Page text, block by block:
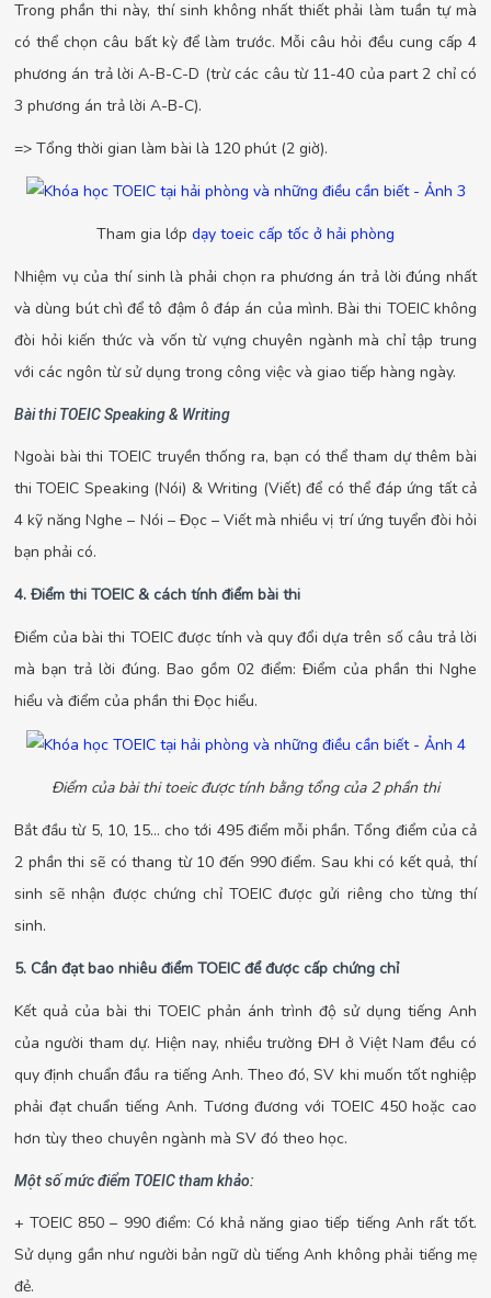
Trong phần thi này, thí sinh không nhất thiết phải làm tuần tự mà
có thể chọn câu bất kỳ để làm trước. Mỗi câu hỏi đều cung cấp 4
phương án trả lời A-B-C-D (trừ các câu từ 11-40 của part 2 chỉ có
3 phương án trả lời A-B-C).
=> Tổng thời gian làm bài là 120 phút (2 giờ).
Tham gia lớp dạy toeic cấp tốc ở hải phòng
Nhiệm vụ của thí sinh là phải chọn ra phương án trả lời đúng nhất
và dùng bút chì để tô đậm ô đáp án của mình. Bài thi TOEIC không
đòi hỏi kiến thức và vốn từ vựng chuyên ngành mà chỉ tập trung
với các ngôn từ sử dụng trong công việc và giao tiếp hàng ngày.
Bài thi TOEIC Speaking & Writing
Ngoài bài thi TOEIC truyền thống ra, bạn có thể tham dự thêm bài
thi TOEIC Speaking (Nói) & Writing (Viết) để có thể đáp ứng tất cả
4 kỹ năng Nghe – Nói – Đọc – Viết mà nhiều vị trí ứng tuyển đòi hỏi
bạn phải có.
4. Điểm thi TOEIC & cách tính điểm bài thi
Điểm của bài thi TOEIC được tính và quy đổi dựa trên số câu trả lời
mà bạn trả lời đúng. Bao gồm 02 điểm: Điểm của phần thi Nghe
hiểu và điểm của phần thi Đọc hiểu.
Điểm của bài thi toeic được tính bằng tổng của 2 phần thi
Bắt đầu từ 5, 10, 15… cho tới 495 điểm mỗi phần. Tổng điểm của cả
2 phần thi sẽ có thang từ 10 đến 990 điểm. Sau khi có kết quả, thí
sinh sẽ nhận được chứng chỉ TOEIC được gửi riêng cho từng thí
sinh.
5. Cần đạt bao nhiêu điểm TOEIC để được cấp chứng chỉ
Kết quả của bài thi TOEIC phản ánh trình độ sử dụng tiếng Anh
của người tham dự. Hiện nay, nhiều trường ĐH ở Việt Nam đều có
quy định chuẩn đầu ra tiếng Anh. Theo đó, SV khi muốn tốt nghiệp
phải đạt chuẩn tiếng Anh. Tương đương với TOEIC 450 hoặc cao
hơn tùy theo chuyên ngành mà SV đó theo học.
Một số mức điểm TOEIC tham khảo:
+ TOEIC 850 – 990 điểm: Có khả năng giao tiếp tiếng Anh rất tốt.
Sử dụng gần như người bản ngữ dù tiếng Anh không phải tiếng mẹ
đẻ.